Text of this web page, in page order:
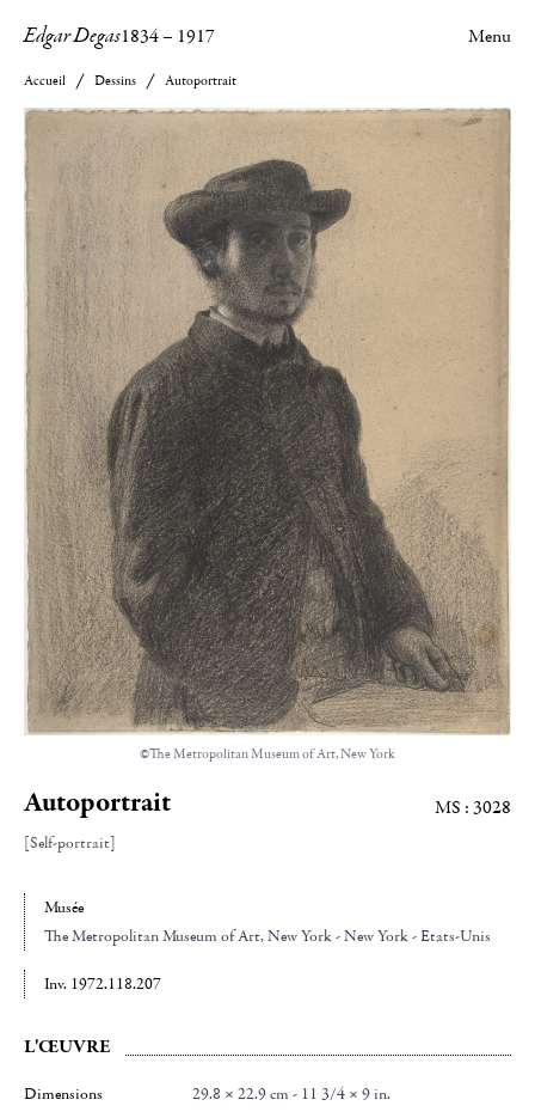
Edgar Degas1834– 1917 Menu
Accueil Dessins Autoportrait
©The Metropolitan Museum of Art, New York
Autoportrait
[Self-portrait]
MS : 3028
Musée
The Metropolitan Museum of Art, New York - New York - Etats-Unis
Inv. 1972.118.207
L'ŒUVRE
Dimensions 29.8 × 22.9 cm - 11 3/4 × 9 in.